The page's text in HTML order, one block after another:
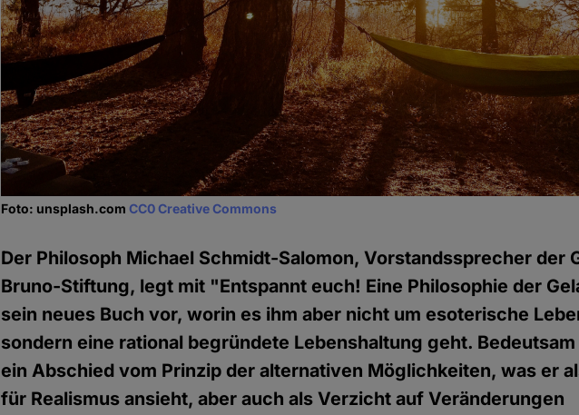
Foto: unsplash.comCC0 Creative Commons
Der Philosoph Michael Schmidt-Salomon, Vorstandssprecher der
Bruno-Stiftung, legt mit "Entspannt euch! Eine Philosophie der
sein neues Buch vor, worin es ihm aber nicht um esoterische
sondern eine rational begründete Lebenshaltung geht.
ein Abschied vom Prinzip der alternativen Möglichkeiten, was er
für Realismus ansieht, aber auch als Verzicht auf Veränderungen